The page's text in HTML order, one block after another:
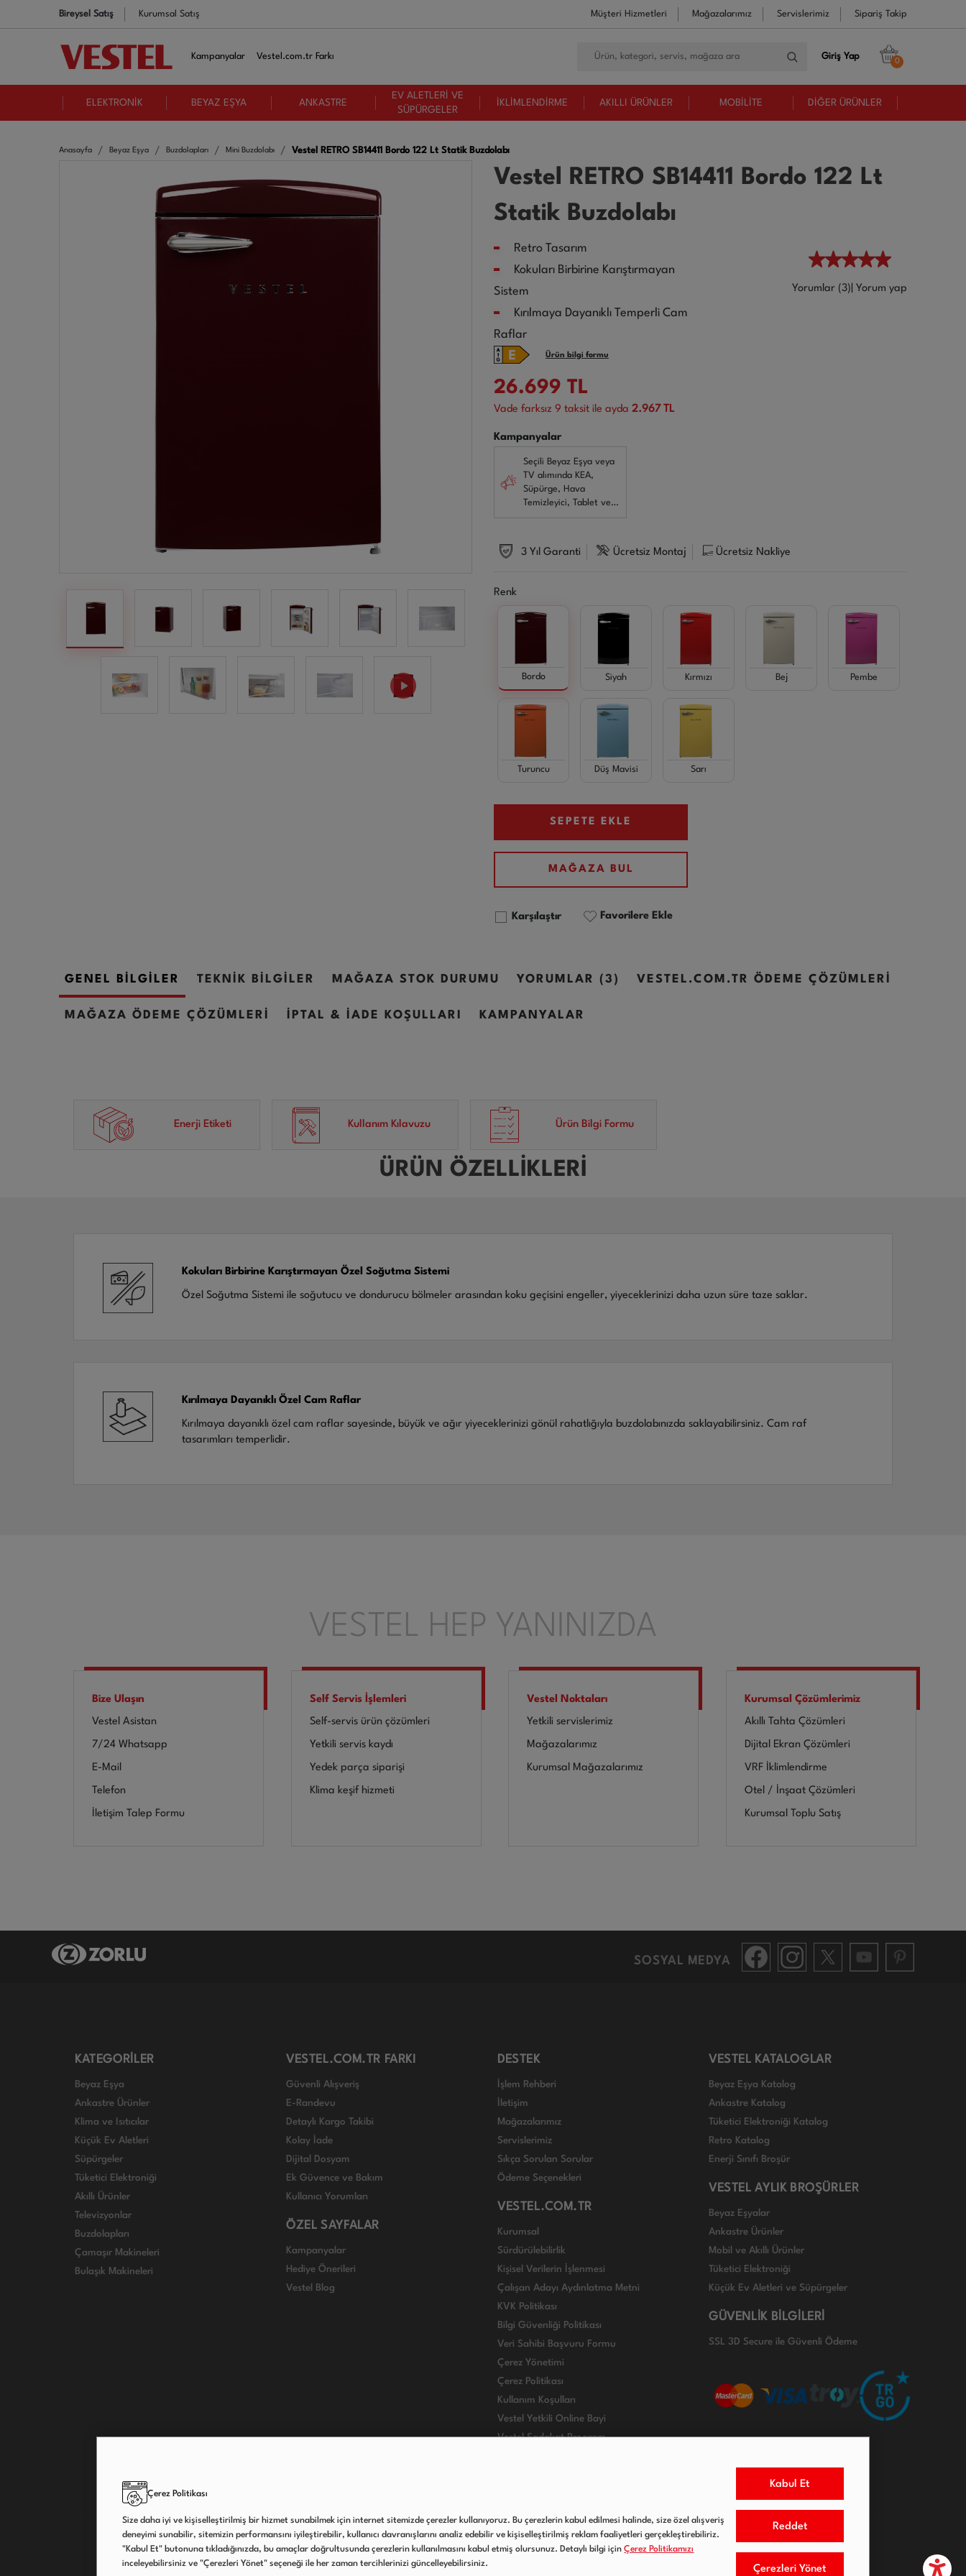
Bireysel Satış Kurumsal Satış Müşteri Hizmetleri Mağazalarımız Servislerimiz Sipariş Takip
Kampanyalar Vestel.com.tr Farkı Giriş Yap 0
ELEKTRONİK BEYAZ EŞYA ANKASTRE
EV ALETLERİ VE
SÜPÜRGELER
İKLİMLENDİRME AKILLI ÜRÜNLER MOBİLİTE DİĞER ÜRÜNLER
Anasayfa Beyaz Eşya Buzdolapları Mini Buzdolabı Vestel RETRO SB14411 Bordo 122 Lt Statik Buzdolabı
Vestel RETRO SB14411 Bordo 122 Lt
Statik Buzdolabı
Retro Tasarım
Kokuları Birbirine Karıştırmayan
Sistem
Kırılmaya Dayanıklı Temperli Cam
Raflar
Yorumlar (3) Yorum yap
Ürün bilgi formu
26.699 TL
Vade farksız 9 taksit ile ayda 2.967 TL
Kampanyalar
Seçili Beyaz Eşya veya
TV alımında KEA,
Süpürge, Hava
Temizleyici, Tablet ve
3 Yıl Garanti Ücretsiz Montaj Ücretsiz Nakliye
Renk
Bordo Siyah Kırmızı Bej Pembe
Turuncu Düş Mavisi Sarı
SEPETE EKLE
MAĞAZA BUL
Karşılaştır Favorilere Ekle
GENEL BİLGİLER TEKNİK BİLGİLER MAĞAZA STOK DURUMU YORUMLAR (3) VESTEL.COM.TR ÖDEME ÇÖZÜMLERİ
MAĞAZA ÖDEME ÇÖZÜMLERİ İPTAL & İADE KOŞULLARI KAMPANYALAR
Enerji Etiketi Kullanım Kılavuzu Ürün Bilgi Formu
ÜRÜN ÖZELLİKLERİ
Kokuları Birbirine Karıştırmayan Özel Soğutma Sistemi
Özel Soğutma Sistemi ile soğutucu ve dondurucu bölmeler arasından koku geçisini engeller, yiyeceklerinizi daha uzun süre taze saklar.
Kırılmaya Dayanıklı Özel Cam Raflar
Kırılmaya dayanıklı özel cam raflar sayesinde, büyük ve ağır yiyeceklerinizi gönül rahatlığıyla buzdolabınızda saklayabilirsiniz. Cam raf
tasarımları temperlidir.
VESTEL HEP YANINIZDA
Bize Ulaşın
Vestel Asistan
7/24 Whatsapp
E-Mail
Telefon
İletişim Talep Formu
Self Servis İşlemleri
Self-servis ürün çözümleri
Yetkili servis kaydı
Yedek parça siparişi
Klima keşif hizmeti
Vestel Noktaları
Yetkili servislerimiz
Mağazalarımız
Kurumsal Mağazalarımız
Kurumsal Çözümlerimiz
Akıllı Tahta Çözümleri
Dijital Ekran Çözümleri
VRF İklimlendirme
Otel / İnşaat Çözümleri
Kurumsal Toplu Satış
SOSYAL MEDYA
KATEGORİLER
Beyaz Eşya
Ankastre Ürünler
Klima ve Isıtıcılar
Küçük Ev Aletleri
Süpürgeler
Tüketici Elektroniği
Akıllı Ürünler
Televizyonlar
Buzdolapları
Çamaşır Makineleri
Bulaşık Makineleri
VESTEL.COM.TR FARKI
Güvenli Alışveriş
E-Randevu
Detaylı Kargo Takibi
Kolay İade
Dijital Dosyam
Ek Güvence ve Bakım
Kullanıcı Yorumları
ÖZEL SAYFALAR
Kampanyalar
Hediye Önerileri
Vestel Blog
DESTEK
İşlem Rehberi
İletişim
Mağazalarımız
Servislerimiz
Sıkça Sorulan Sorular
Ödeme Seçenekleri
VESTEL.COM.TR
Kurumsal
Sürdürülebilirlik
Kişisel Verilerin İşlenmesi
Çalışan Adayı Aydınlatma Metni
KVK Politikası
Bilgi Güvenliği Politikası
Veri Sahibi Başvuru Formu
Çerez Yönetimi
Çerez Politikası
Kullanım Koşulları
Vestel Yetkili Online Bayi
Vestel Sadakat Program
VESTEL KATALOGLAR
Beyaz Eşya Katalog
Ankastre Katalog
Tüketici Elektroniği Katalog
Retro Katalog
Enerji Sınıfı Broşür
VESTEL AYLIK BROŞÜRLER
Beyaz Eşyalar
Ankastre Ürünler
Mobil ve Akıllı Ürünler
Tüketici Elektroniği
Küçük Ev Aletleri ve Süpürgeler
GÜVENLİK BİLGİLERİ
SSL 3D Secure ile Güvenli Ödeme
Copyright © 2020
Çerez Politikası
Size daha iyi ve kişiselleştirilmiş bir hizmet sunabilmek için internet sitemizde çerezler kullanıyoruz. Bu çerezlerin kabul edilmesi halinde, size özel alışveriş
deneyimi sunabilir, sitemizin performansını iyileştirebilir, kullanıcı davranışlarını analiz edebilir ve kişiselleştirilmiş reklam faaliyetleri gerçekleştirebiliriz.
"Kabul Et" butonuna tıkladığınızda, bu amaçlar doğrultusunda çerezlerin kullanılmasını kabul etmiş olursunuz. Detaylı bilgi içinÇerez Politikamızı
inceleyebilirsiniz ve "Çerezleri Yönet" seçeneği ile her zaman tercihlerinizi güncelleyebilirsiniz.
Kabul Et
Reddet
Çerezleri Yönet